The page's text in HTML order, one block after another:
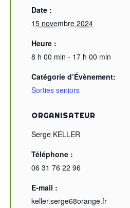
Date :
15 novembre 2024
Heure :
8 h 00 min - 17 h 00 min
Catégorie d’Évènement:
Sorties seniors
ORGANISATEUR
Serge KELLER
Téléphone :
06 31 76 22 96
E-mail :
keller.serge68orange.fr